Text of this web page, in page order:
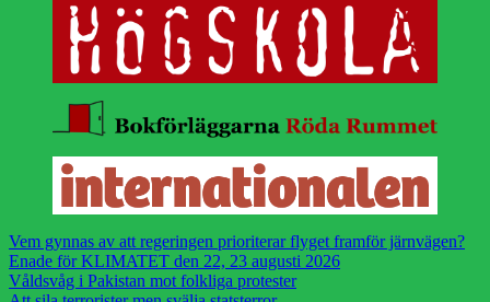
Vem gynnas av att regeringen prioriterar flyget framför järnvägen?
Enade för KLIMATET den 22, 23 augusti 2026
Våldsvåg i Pakistan mot folkliga protester